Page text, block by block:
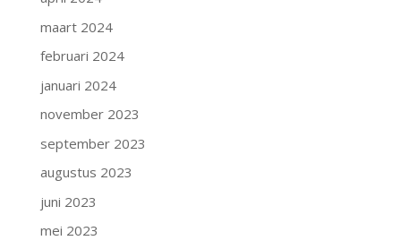
maart 2024
februari 2024
januari 2024
november 2023
september 2023
augustus 2023
juni 2023
mei 2023